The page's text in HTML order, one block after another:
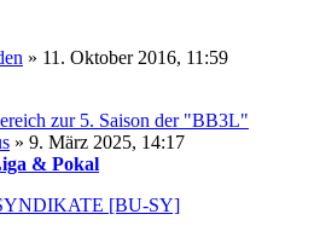
» 11. Oktober 2016, 11:59
zur 5. Saison der "BB3L"
» 9. März 2025, 14:17
& Pokal
[BU-SY]